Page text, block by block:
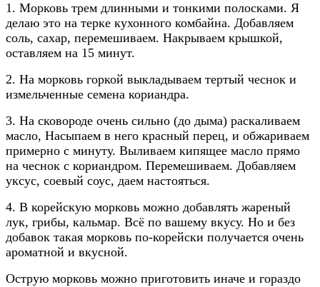
1. Морковь трем длинными и тонкими полосками. Я
делаю это на терке кухонного комбайна. Добавляем
соль, сахар, перемешиваем. Накрываем крышкой,
оставляем на 15 минут.
2. На морковь горкой выкладываем тертый чеснок и
измельченные семена кориандра.
3. На сковороде очень сильно (до дыма) раскаливаем
масло, Насыпаем в него красный перец, и обжариваем
примерно с минуту. Выливаем кипящее масло прямо
на чеснок с кориандром. Перемешиваем. Добавляем
уксус, соевый соус, даем настояться.
4. В корейскую морковь можно добавлять жареный
лук, грибы, кальмар. Всё по вашему вкусу. Но и без
добавок такая морковь по-корейски получается очень
ароматной и вкусной.
Острую морковь можно приготовить иначе и гораздо